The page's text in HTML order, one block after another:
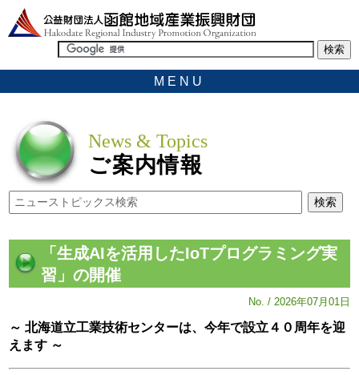
MENU
News & Topics
ご案内情報
「生成AIを活用したIoTプログラミング実
習」の開催
No. / 2026年07月01日
～ 北海道立工業技術センターは、今年で設立４０周年を迎
えます ～